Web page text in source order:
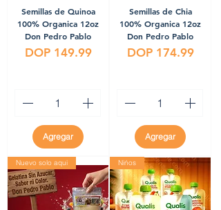
Semillas de Quinoa
100% Organica 12oz
Don Pedro Pablo
Precio
DOP 149.99
Agregar
Semillas de Chia
100% Organica 12oz
Don Pedro Pablo
Precio
DOP 174.99
Agregar
Nuevo solo aqui Nińos